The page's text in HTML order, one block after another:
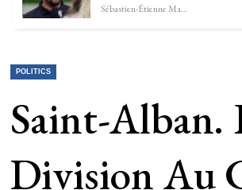
Sébastien-Étienne Marechal
POLITICS
Saint-Alban.
Division Au